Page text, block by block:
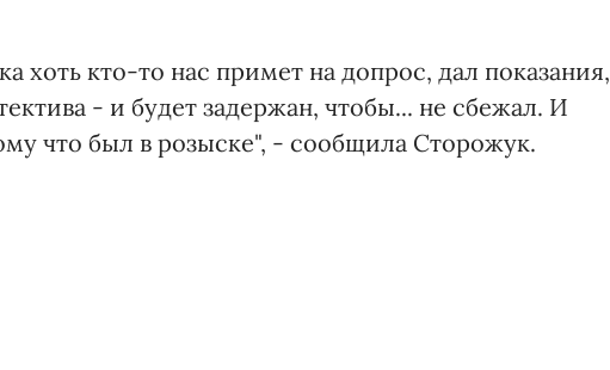
хоть кто-то нас примет на допрос, дал показания,
- и будет задержан, чтобы... не сбежал. И
что был в розыске", - сообщила Сторожук.